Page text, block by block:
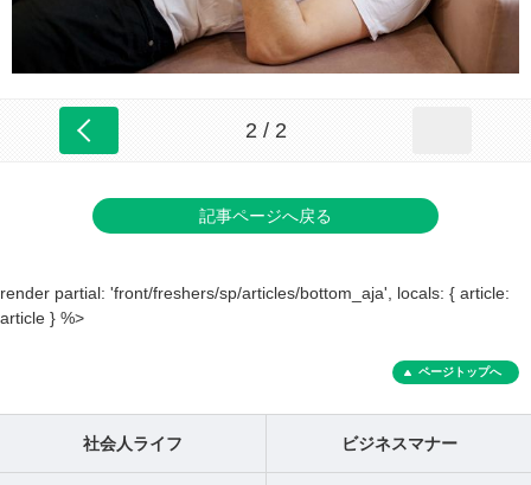
2 / 2
記事ページへ戻る
render partial: 'front/freshers/sp/articles/bottom_aja', locals: { article:
article } %>
ページトップへ
社会人ライフ ビジネスマナー